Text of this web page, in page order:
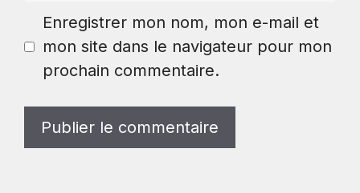
Enregistrer mon nom, mon e-mail et
mon site dans le navigateur pour mon
prochain commentaire.